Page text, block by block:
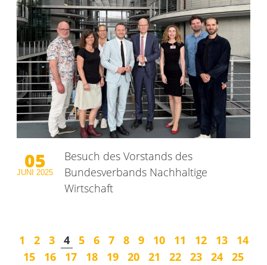
05
JUNI 2025
Besuch des Vorstands des
Bundesverbands Nachhaltige
Wirtschaft
1 2 3 4 5 6 7 8 9 10 11 12 13
14
15
16 17 18 19 20 21 22 23 24 25